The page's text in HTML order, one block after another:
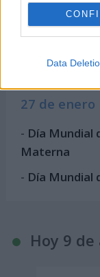
Data
Día Mundial
27 de enero
- Día Mundial
Materna
- Día Mundial
Hoy 9 de